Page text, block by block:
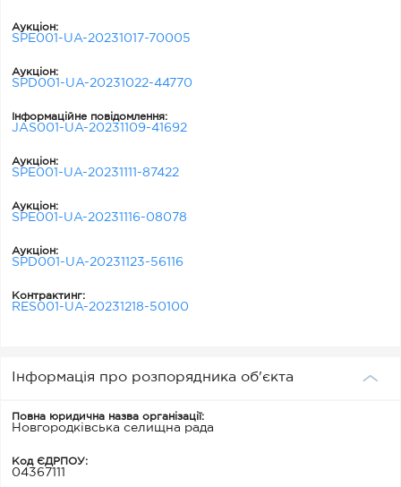
Аукціон:
SPE001-UA-20231017-70005
Аукціон:
SPD001-UA-20231022-44770
Інформаційне повідомлення:
JAS001-UA-20231109-41692
Аукціон:
SPE001-UA-20231111-87422
Аукціон:
SPE001-UA-20231116-08078
Аукціон:
SPD001-UA-20231123-56116
Контрактинг:
RES001-UA-20231218-50100
Інформація про розпорядника об'єкта
Повна юридична назва організації:
Новгородківська селищна рада
Код ЄДРПОУ:
04367111